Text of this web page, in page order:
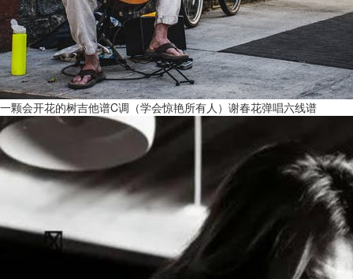
一颗会开花的树吉他谱C调（学会惊艳所有人）谢春花弹唱六线谱